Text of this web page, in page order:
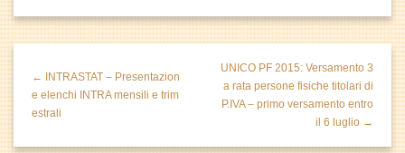
← INTRASTAT – Presentazion
e elenchi INTRA mensili e trim
estrali
UNICO PF 2015: Versamento 3
a rata persone fisiche titolari di
P.IVA – primo versamento entro
il 6 luglio →